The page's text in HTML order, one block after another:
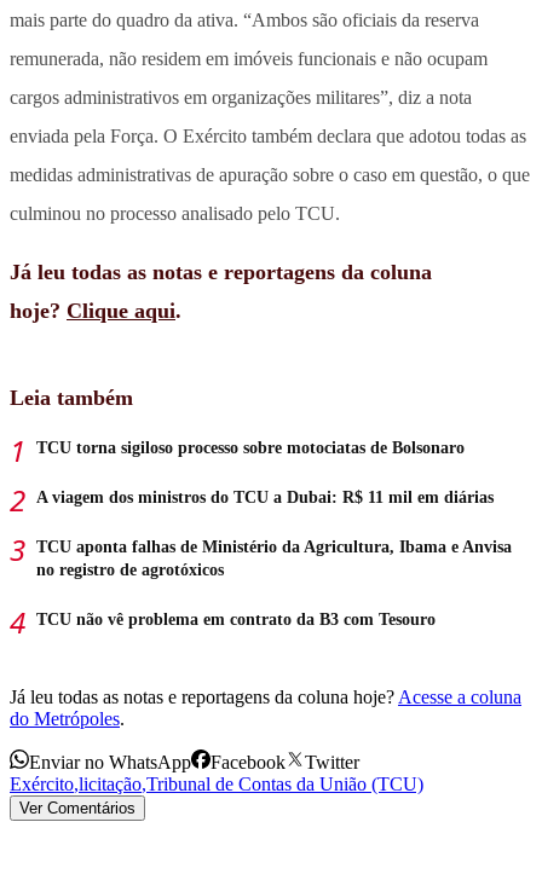
mais parte do quadro da ativa. “Ambos são oficiais da reserva
remunerada, não residem em imóveis funcionais e não ocupam
cargos administrativos em organizações militares”, diz a nota
enviada pela Força. O Exército também declara que adotou todas as
medidas administrativas de apuração sobre o caso em questão, o que
culminou no processo analisado pelo TCU.
Já leu todas as notas e reportagens da coluna
hoje? Clique aqui.
Leia também
TCU torna sigiloso processo sobre motociatas de Bolsonaro
A viagem dos ministros do TCU a Dubai: R$ 11 mil em diárias
TCU aponta falhas de Ministério da Agricultura, Ibama e Anvisa
no registro de agrotóxicos
TCU não vê problema em contrato da B3 com Tesouro
Já leu todas as notas e reportagens da coluna hoje? Acesse a coluna
do Metrópoles.
Enviar no WhatsApp Facebook
Twitter
Exército,licitação,Tribunal de Contas da União (TCU)
Ver Comentários